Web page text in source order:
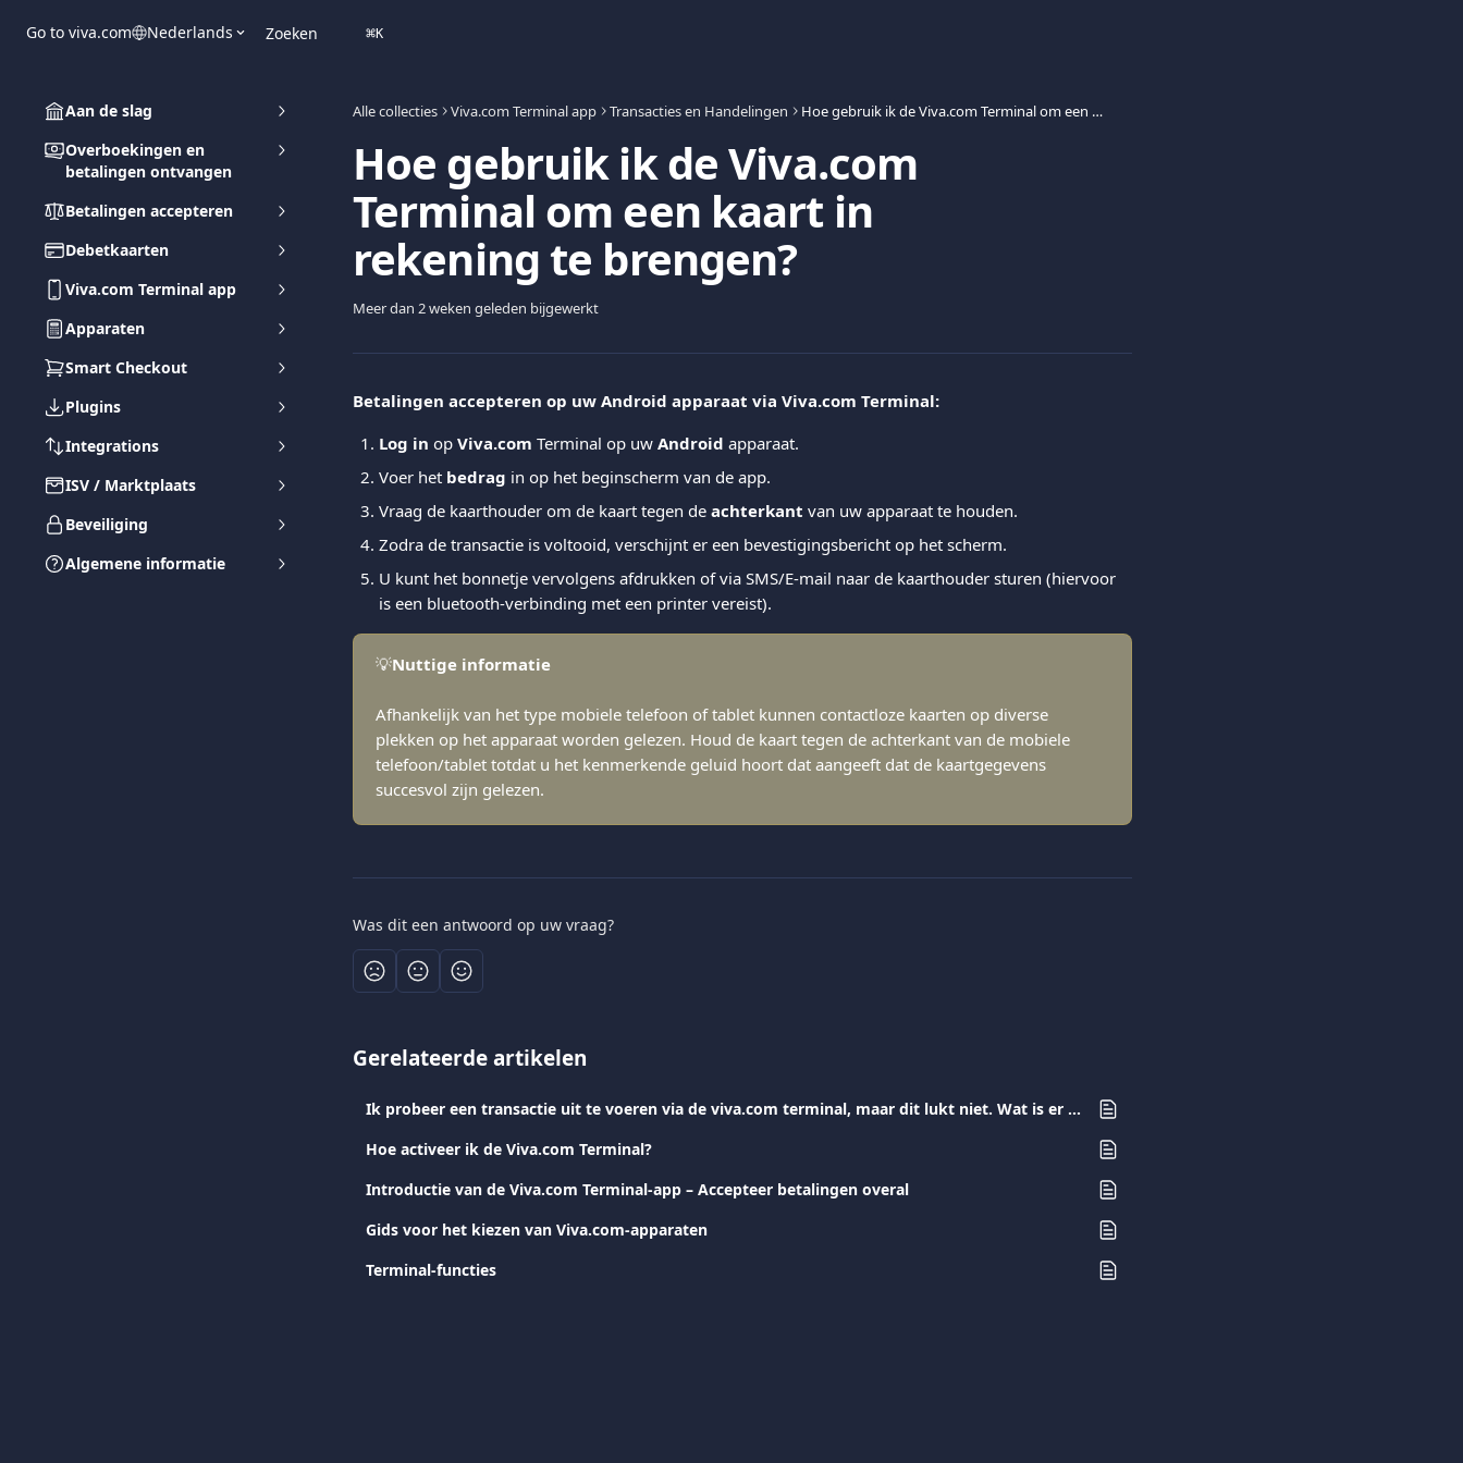
Go to viva.com Nederlands Zoeken ⌘K
Aan de slag
Overboekingen en
betalingen ontvangen
Betalingen accepteren
Debetkaarten
Viva.com Terminal app
Apparaten
Smart Checkout
Plugins
Integrations
ISV / Marktplaats
Beveiliging
Algemene informatie
Alle collecties Viva.com Terminal app Transacties en Handelingen Hoe gebruik ik de Viva.com Terminal om een kaart in rekening te brengen?
Hoe gebruik ik de Viva.com
Terminal om een kaart in
rekening te brengen?
Meer dan 2 weken geleden bijgewerkt
Betalingen accepteren op uw Android apparaat via Viva.com Terminal:
Log in op Viva.com Terminal op uw Android apparaat.
Voer het bedrag in op het beginscherm van de app.
Vraag de kaarthouder om de kaart tegen de achterkant van uw apparaat te houden.
Zodra de transactie is voltooid, verschijnt er een bevestigingsbericht op het scherm.
U kunt het bonnetje vervolgens afdrukken of via SMS/E-mail naar de kaarthouder sturen (hiervoor
is een bluetooth-verbinding met een printer vereist).
💡Nuttige informatie
Afhankelijk van het type mobiele telefoon of tablet kunnen contactloze kaarten op diverse
plekken op het apparaat worden gelezen. Houd de kaart tegen de achterkant van de mobiele
telefoon/tablet totdat u het kenmerkende geluid hoort dat aangeeft dat de kaartgegevens
succesvol zijn gelezen.
Was dit een antwoord op uw vraag?
Gerelateerde artikelen
Ik probeer een transactie uit te voeren via de viva.com terminal, maar dit lukt niet. Wat is er mis?
Hoe activeer ik de Viva.com Terminal?
Introductie van de Viva.com Terminal-app – Accepteer betalingen overal
Gids voor het kiezen van Viva.com-apparaten
Terminal-functies